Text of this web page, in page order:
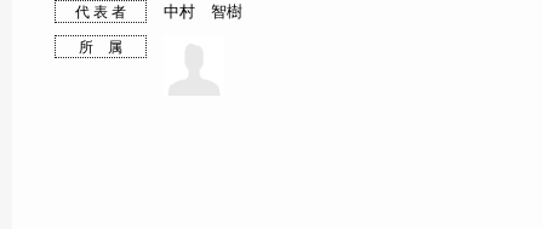
代 表 者 中村 智樹
所 属